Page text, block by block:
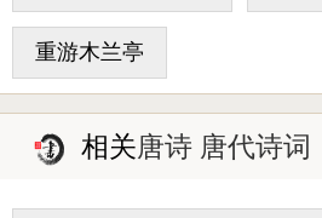
重游木兰亭
相关唐诗 唐代诗词